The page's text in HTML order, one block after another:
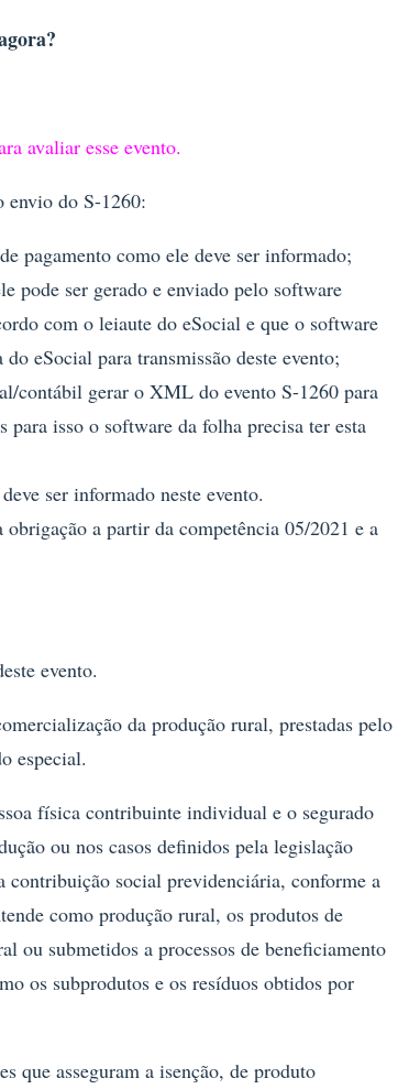
avaliar esse evento.
envio do S-1260:
pagamento como ele deve ser informado;
pode ser gerado e enviado pelo software
com o leiaute do eSocial e que o software
eSocial para transmissão deste evento;
contábil gerar o XML do evento S-1260 para
isso o software da folha precisa ter esta
ser informado neste evento.
obrigação a partir da competência 05/2021 e a
evento.
da produção rural, prestadas pelo
especial.
física contribuinte individual e o segurado
ou nos casos definidos pela legislação
contribuição social previdenciária, conforme a
como produção rural, os produtos de
ou submetidos a processos de beneficiamento
os subprodutos e os resíduos obtidos por
que asseguram a isenção, de produto